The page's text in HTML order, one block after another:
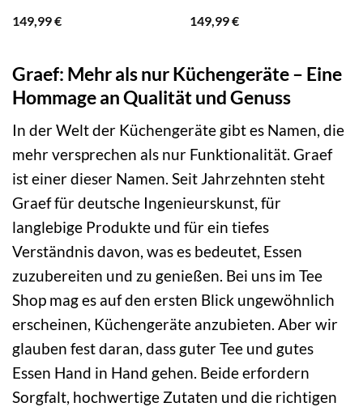
149,99€
149,99€
Graef: Mehr als nur Küchengeräte – Eine
Hommage an Qualität und Genuss
In der Welt der Küchengeräte gibt es Namen, die
mehr versprechen als nur Funktionalität. Graef
ist einer dieser Namen. Seit Jahrzehnten steht
Graef für deutsche Ingenieurskunst, für
langlebige Produkte und für ein tiefes
Verständnis davon, was es bedeutet, Essen
zuzubereiten und zu genießen. Bei uns im Tee
Shop mag es auf den ersten Blick ungewöhnlich
erscheinen, Küchengeräte anzubieten. Aber wir
glauben fest daran, dass guter Tee und gutes
Essen Hand in Hand gehen. Beide erfordern
Sorgfalt, hochwertige Zutaten und die richtigen